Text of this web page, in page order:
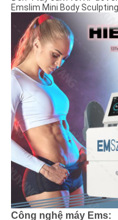
POLICY
Emslim Mini Body
Công nghệ máy Ems: